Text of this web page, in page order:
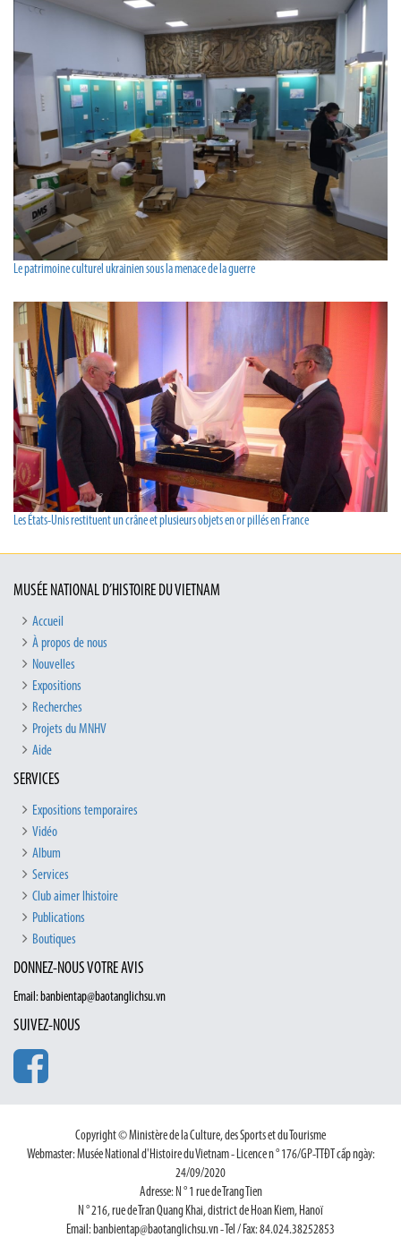
Le patrimoine culturel ukrainien sous la menace de la guerre
Les États-Unis restituent un crâne et plusieurs objets en or pillés en France
MUSÉE NATIONAL D’HISTOIRE DU VIETNAM
Accueil
À propos de nous
Nouvelles
Expositions
Recherches
Projets du MNHV
Aide
SERVICES
Expositions temporaires
Vidéo
Album
Services
Club aimer lhistoire
Publications
Boutiques
DONNEZ-NOUS VOTRE AVIS
Email: banbientap@baotanglichsu.vn
SUIVEZ-NOUS
Copyright © Ministère de la Culture, des Sports et du Tourisme
Webmaster: Musée National d'Histoire du Vietnam - Licence n ° 176/GP-TTĐT cấp ngày:
24/09/2020
Adresse: N ° 1 rue de Trang Tien
N ° 216, rue de Tran Quang Khai, district de Hoan Kiem, Hanoï
Email: banbientap@baotanglichsu.vn - Tel / Fax: 84.024.38252853